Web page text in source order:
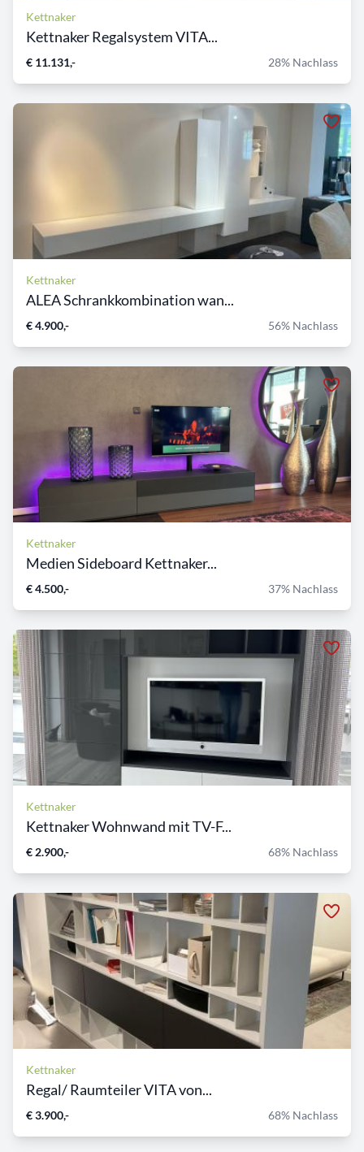
Kettnaker
Kettnaker Regalsystem VITA...
€ 11.131,- 28% Nachlass
Kettnaker
ALEA Schrankkombination wan...
€ 4.900,- 56% Nachlass
Kettnaker
Medien Sideboard Kettnaker...
€ 4.500,- 37% Nachlass
Kettnaker
Kettnaker Wohnwand mit TV-F...
€ 2.900,- 68% Nachlass
Kettnaker
Regal/ Raumteiler VITA von...
€ 3.900,- 68% Nachlass